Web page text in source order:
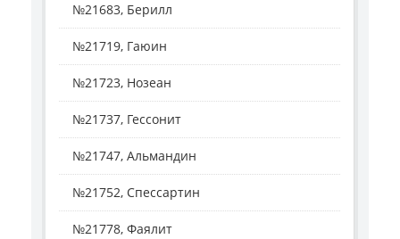
№21683, Берилл
№21719, Гаюин
№21723, Нозеан
№21737, Гессонит
№21747, Альмандин
№21752, Спессартин
№21778, Фаялит